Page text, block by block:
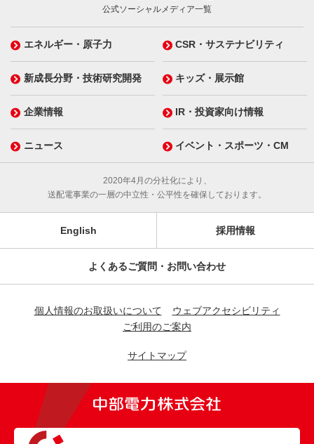
公式ソーシャルメディア一覧
エネルギー・原子力 CSR・サステナビリティ
新成長分野・技術研究開発 キッズ・展示館
企業情報 IR・投資家向け情報
ニュース イベント・スポーツ・CM
2020年4月の分社化により、
送配電事業の一層の中立性・公平性を確保しております。
English 採用情報
よくあるご質問・お問い合わせ
個人情報のお取扱いについて
ウェブアクセシビリティ
ご利用のご案内
サイトマップ